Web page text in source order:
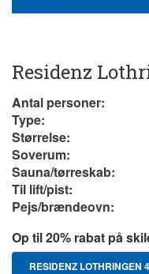
Residenz
Antal personer:
Type:
Størrelse:
Soverum:
Sauna/tørreskab:
Til lift/pist:
Pejs/brændeovn:
Op til 20% rabat på
RESIDENZ LOTHRINGEN